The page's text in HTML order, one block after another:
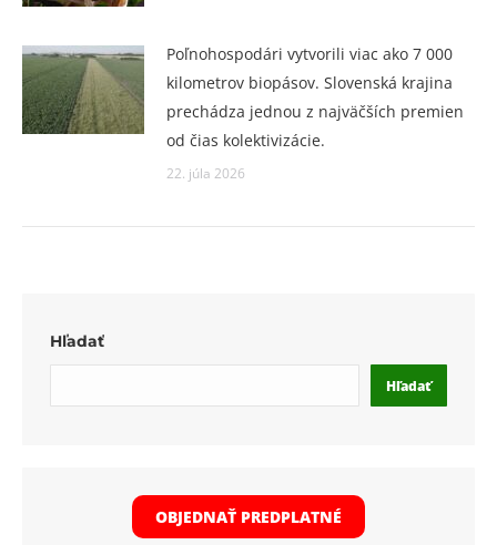
Poľnohospodári vytvorili viac ako 7 000
kilometrov biopásov. Slovenská krajina
prechádza jednou z najväčších premien
od čias kolektivizácie.
22. júla 2026
Hľadať
Hľadať
OBJEDNAŤ PREDPLATNÉ